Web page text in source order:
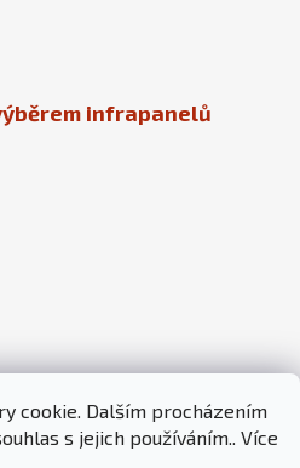
cookie. Dalším procházením
s jejich používáním.. Více
infrapanelů